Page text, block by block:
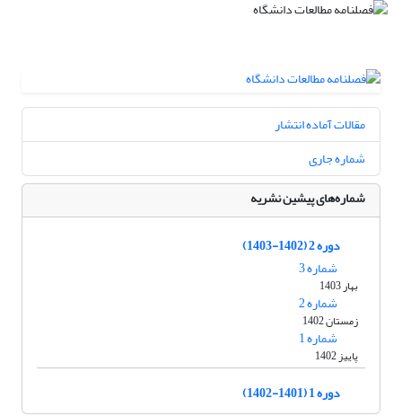
مقالات آماده انتشار
شماره جاری
شماره‌های پیشین نشریه
دوره 2 (1402-1403)
شماره 3
بهار 1403
شماره 2
زمستان 1402
شماره 1
پاییز 1402
دوره 1 (1401-1402)